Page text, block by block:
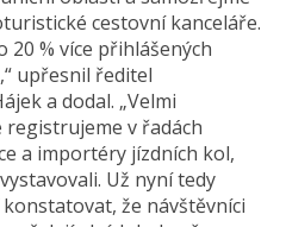
cestovní kanceláře.
20 % více přihlášených
upřesnil ředitel
a dodal. „Velmi
registrujeme v řadách
a importéry jízdních kol,
Už nyní tedy
že návštěvníci